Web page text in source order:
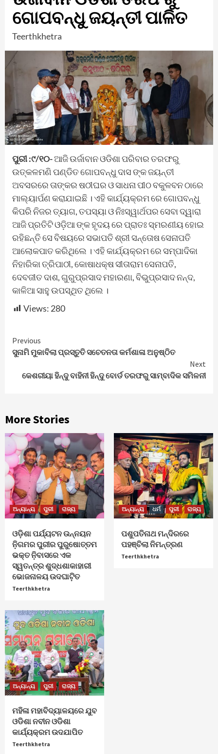
ଗୋପବନ୍ଧୁ ଜୟନ୍ତୀ ପାଳିତ
Teerthkhetra
ପୁରୀ :୯/୧୦-ଆଜି ଉର୍ଜାବାନ ଓଡିଶା ପରିବାର ତରଫରୁ
ଉତ୍କଳମଣି ପଣ୍ଡିତ ଗୋପବନ୍ଧୁ ଦାସ ଙ୍କ ଜୟନ୍ତୀ
ଅବସରରେ ତାଙ୍କର ଷଠୀଘର ଓ ସାଧନା ପୀଠ ବକୁଳବନ ଠାରେ
ମାଲ୍ୟାର୍ପଣ କରାଯାଇଛି । ଏହି କାର୍ଯ୍ୟକ୍ରମ ରେ ଗୋପବନ୍ଧୁ
କିପରି ନିଜର ତ୍ୟାଗ, ତପସ୍ୟା ଓ ନିଃସ୍ୱାର୍ଥପର ସେବା ଦ୍ୱାରା
ଆଜି ପ୍ରତିଟି ଓଡ଼ିଆ ଙ୍କ ହୃଦୟ ରେ ପ୍ରାତଃ ସ୍ମରଣୀୟ ହୋଇ
ରହିଛନ୍ତି ସେ ବିଷୟରେ ସଭାପତି ଶ୍ରୀ ସନ୍ତୋଷ ସେନାପତି
ଆଲୋକପାତ କରିଥିଲେ । ଏହି କାର୍ଯ୍ୟକ୍ରମ ରେ ସମ୍ପାଦିକା
ନିହାରିକା ତ୍ରିପାଠୀ, କୋଷାଧକ୍ଷ ସୀତାରାମ ସେନାପତି,
ଦେବଜୀତ ଦାଶ, ଗୁରୁପ୍ରସାଦ ମହାରଣା, ବିଭୁପ୍ରସାଦ ନନ୍ଦ,
କାଳିଆ ସାହୁ ଉପସ୍ଥିତ ଥିଲେ ।
Views: 280
Continue
Reading
Previous
ସୁନାମି ମୁକାବିଲା ପ୍ରସ୍ତୁତି ସଚେତନତା କର୍ମଶାଳା ଅନୁଷ୍ଠିତ
Next
କେଶରୀୟା ହିନ୍ଦୁ ବାହିନୀ ହିନ୍ଦୁ ବୋର୍ଡ ତରଫରୁ ସାମ୍ବାଦିକ ସମିଳନୀ
More Stories
ଅନ୍ୟାନ୍ୟ ପୁରୀ ରାଜ୍ୟ
ଓଡ଼ିଶା ପର୍ଯ୍ୟଟନ ଉନ୍ନୟନ
ନ଼ିଗମର ପୁରୀର ପୁରୁଷୋତ୍ତମ
ଭକ୍ତ ନ଼ିବାସରେ ଏକ
ସ୍ୱତନ୍ତ୍ର ଶୁଦ୍ଧଶାକାହାରୀ
ଭୋଜନାଳୟ ଉଦଘାଟ଼ିତ
Teerthkhetra
ଅନ୍ୟାନ୍ୟ ଧର୍ମ ପୁରୀ ରାଜ୍ୟ
ପଶୁପତିନାଥ ମନ୍ଦିରରେ
ପହଞ୍ଚିଲା ନିମନ୍ତ୍ରଣ
Teerthkhetra
ଅନ୍ୟାନ୍ୟ ପୁରୀ ରାଜ୍ୟ
ମହିଳା ମହାବିଦ୍ୟାଳୟରେ ଯୁବ
ଓଡିଶା ନବୀନ ଓଡିଶା
କାର୍ଯ୍ୟକ୍ରମ ଉଦଯାପିତ
Teerthkhetra